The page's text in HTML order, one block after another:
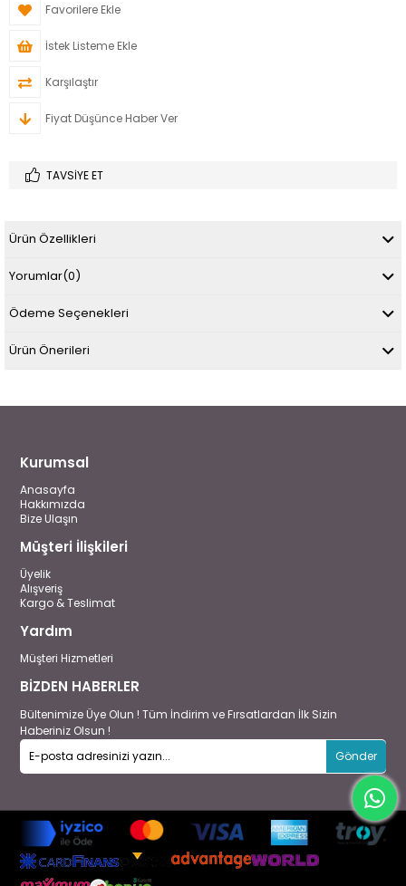
Favorilere Ekle
İstek Listeme Ekle
Karşılaştır
Fiyat Düşünce Haber Ver
TAVSIYE ET
Ürün Özellikleri
Yorumlar(0)
Ödeme Seçenekleri
Ürün Önerileri
Kurumsal
Anasayfa
Hakkımızda
Bize Ulaşın
Müşteri İlişkileri
Üyelik
Alışveriş
Kargo & Teslimat
Yardım
Müşteri Hizmetleri
BİZDEN HABERLER
Bültenimize Üye Olun ! Tüm İndirim ve Fırsatlardan İlk Sizin
Haberiniz Olsun !
Gönder